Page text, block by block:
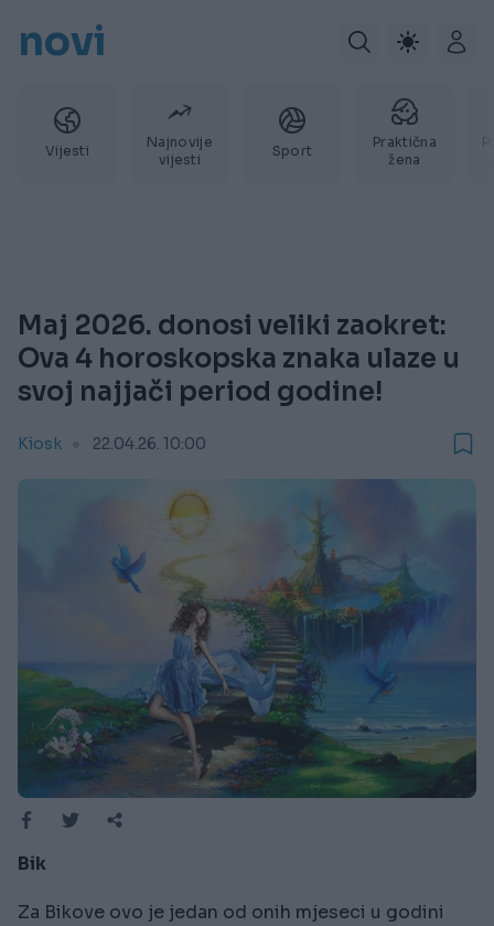
novi
Vijesti
Najnovije
vijesti
Sport
Praktična
žena
Maj 2026. donosi veliki zaokret:
Ova 4 horoskopska znaka ulaze u
svoj najjači period godine!
Kiosk 22.04.26. 10:00
Bik
Za Bikove ovo je jedan od onih mjeseci u godini